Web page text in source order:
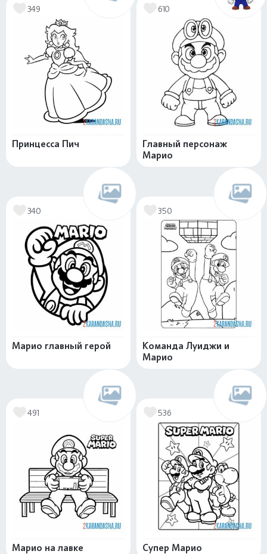
349
Принцесса Пич
610
Главный персонаж
Марио
340
Марио главный герой
350
Команда Луиджи и
Марио
491
Марио на лавке
536
Супер Марио